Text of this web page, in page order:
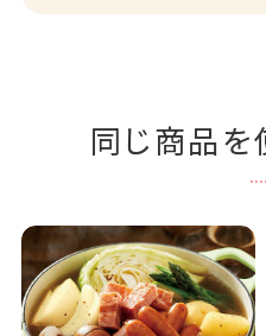
同じ商品を